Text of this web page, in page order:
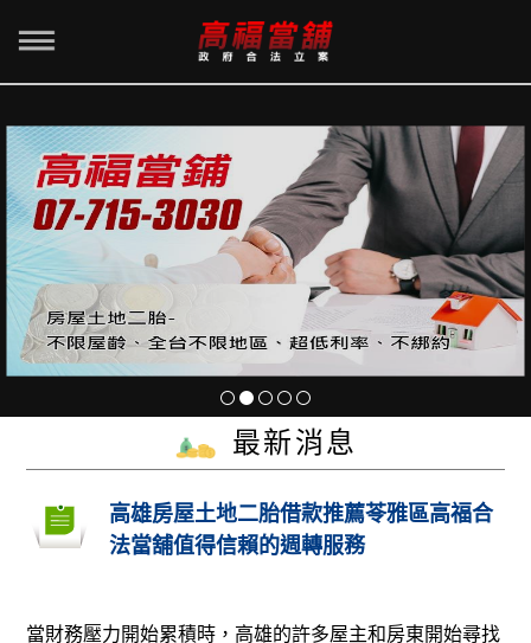
最新消息
高雄房屋土地二胎借款推薦苓雅區高福合
法當舖值得信賴的週轉服務
當財務壓力開始累積時，高雄的許多屋主和房東開始尋找